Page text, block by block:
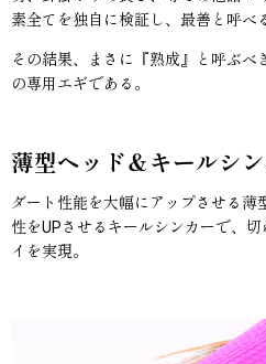
素全てを独自に検証し、最善と呼べ
その結果、まさに『熟成』と呼ぶ
の専用エギである。
薄型ヘッド＆キールシ
ダート性能を大幅にアップさせる薄
性をUPさせるキールシンカーで、
イを実現。